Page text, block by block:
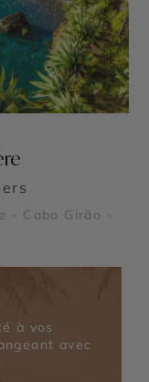
- Cabo Girão -
à vos
avec